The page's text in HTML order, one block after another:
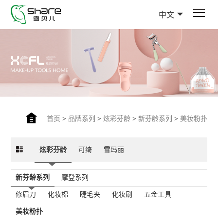
中文
首页 > 品牌系列 > 炫彩芬龄> 新芬龄系列 > 美妆粉扑
炫彩芬龄 可绮 雪玛丽
新芬龄系列 摩登系列
修眉刀 化妆棉 睫毛夹 化妆刷 五金工具
美妆粉扑